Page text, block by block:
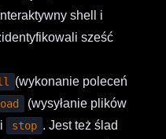
shell i
sześć
(wykonanie poleceń
(wysyłanie plików
stop . Jest też ślad